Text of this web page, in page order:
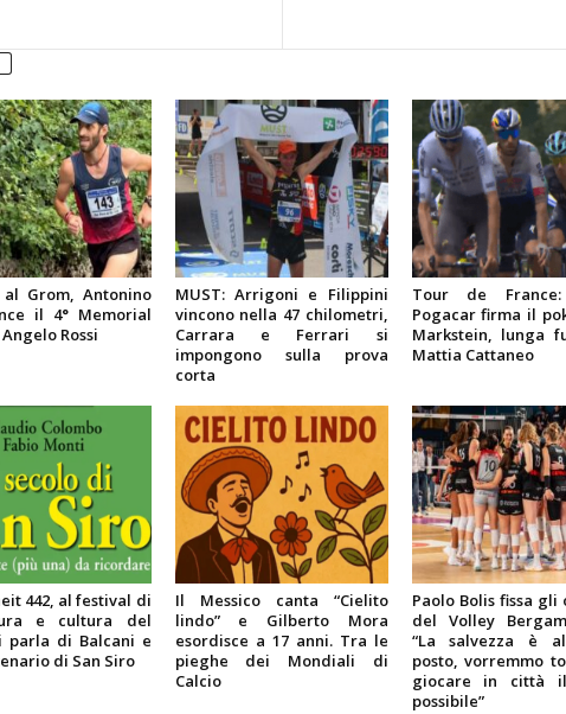
al Grom, Antonino
il 4° Memorial
Rossi
MUST: Arrigoni e Filippini
vincono nella 47 chilometri,
Carrara e Ferrari si
impongono sulla prova
corta
Tour de
Pogacar firma il
Markstein, lunga
Mattia Cattaneo
442, al festival di
e cultura del
parla di Balcani e
di San Siro
Il Messico canta “Cielito
lindo” e Gilberto Mora
esordisce a 17 anni. Tra le
pieghe dei Mondiali di
Calcio
Paolo Bolis fissa gli
del Volley
“La salvezza è
posto, vorremmo
giocare in città
possibile”